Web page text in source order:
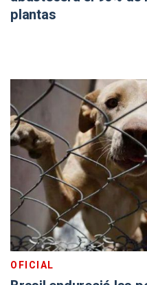
plantas
OFICIAL